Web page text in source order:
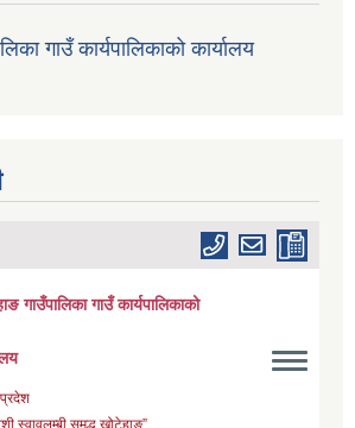
गाउँ कार्यपालिकाको कार्यालय